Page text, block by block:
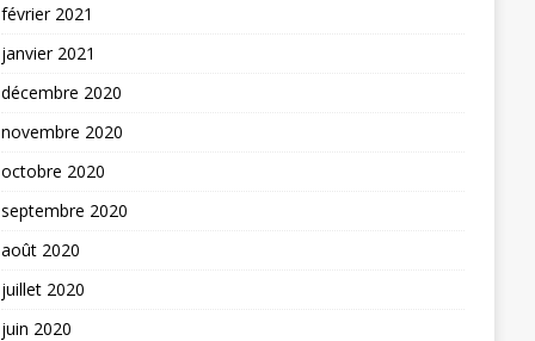
février 2021
janvier 2021
décembre 2020
novembre 2020
octobre 2020
septembre 2020
août 2020
juillet 2020
juin 2020